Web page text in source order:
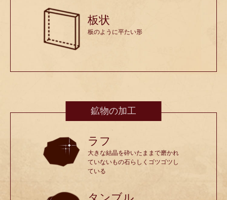
板状
板のように平たい形
鉱物の加工
ラフ
大きな結晶を砕いたままで磨かれ
ていないもの石らしくゴツゴツし
ている